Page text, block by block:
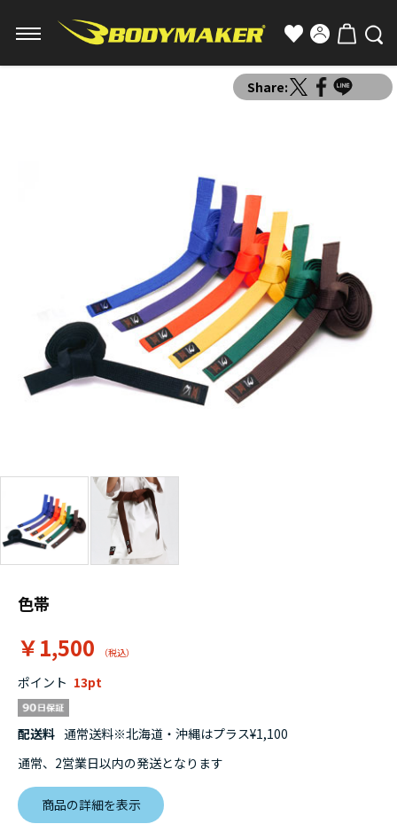
Share:
色帯
￥1,500
ポイント 13
配送料 通常送料※北海道・沖縄はプラス¥1,100
通常、2営業日以内の発送となります
商品の詳細を表示